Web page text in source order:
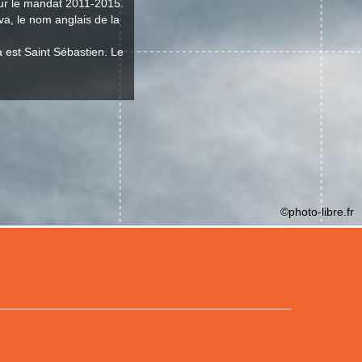
le mandat 2011-2015.
le nom anglais de la
est Saint Sébastien. Le
©photo-libre.fr